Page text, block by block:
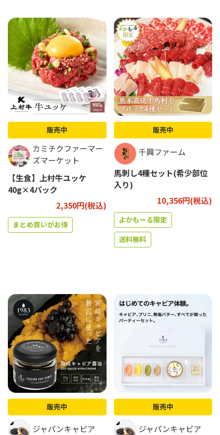
販売中
カミチクファーマー
ズマーケット
【生食】上村牛ユッケ
40g×4パック
2,350円(税込)
まとめ買いがお得
販売中
千興ファーム
馬刺し4種セット(希少部位
入り)
10,356円(税込)
よかもーる限定
送料無料
販売中
ジャパンキャビア
販売中
ジャパンキャビア